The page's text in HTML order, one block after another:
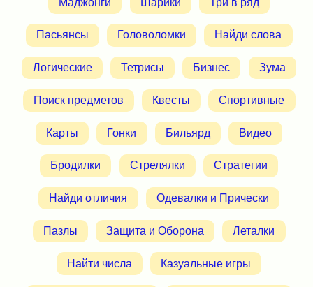
Пасьянсы Головоломки Найди слова
Логические Тетрисы Бизнес Зума
Поиск предметов Квесты Спортивные
Карты Гонки Бильярд Видео
Бродилки Стрелялки Стратегии
Найди отличия Одевалки и Прически
Пазлы Защита и Оборона Леталки
Найти числа Казуальные игры